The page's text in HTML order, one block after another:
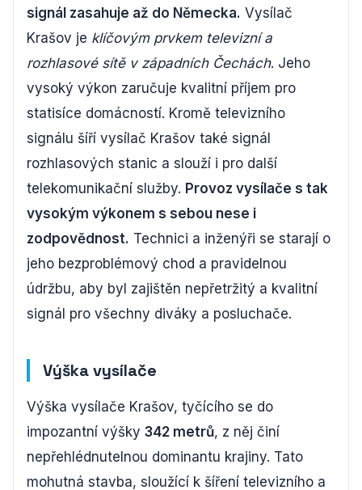
signál zasahuje až do Německa. Vysílač
Krašov je klíčovým prvkem televizní a
rozhlasové sítě v západních Čechách. Jeho
vysoký výkon zaručuje kvalitní příjem pro
statisíce domácností. Kromě televizního
signálu šíří vysílač Krašov také signál
rozhlasových stanic a slouží i pro další
telekomunikační služby. Provoz vysílače s tak
vysokým výkonem s sebou nese i
zodpovědnost. Technici a inženýři se starají o
jeho bezproblémový chod a pravidelnou
údržbu, aby byl zajištěn nepřetržitý a kvalitní
signál pro všechny diváky a posluchače.
Výška vysílače
Výška vysílače Krašov, tyčícího se do
impozantní výšky 342 metrů, z něj činí
nepřehlédnutelnou dominantu krajiny. Tato
mohutná stavba, sloužící k šíření televizního a